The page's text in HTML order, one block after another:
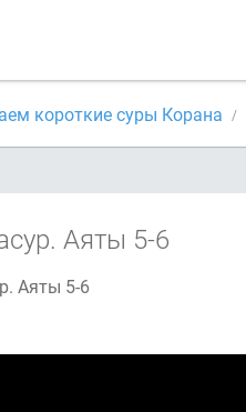
короткие суры Корана
Аяты 5-6
Аяты 5-6